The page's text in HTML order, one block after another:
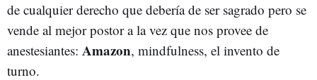
de cualquier derecho que debería de ser sagrado pero se
vende al mejor postor a la vez que nos provee de
anestesiantes: Amazon, mindfulness, el invento de
turno.